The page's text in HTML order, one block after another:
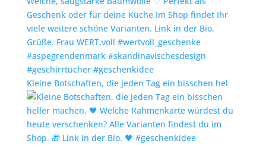
Kleine Botschaften, die jeden Tag ein bisschen hel